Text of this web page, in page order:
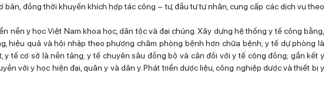
bản, đồng thời khuyến khích hợp tác công – tư, đầu tư tư nhân, cung cấp các dịch vụ theo
nền y học Việt Nam khoa học, dân tộc và đại chúng. Xây dựng hệ thống y tế công bằng,
hiệu quả và hội nhập theo phương châm phòng bệnh hơn chữa bệnh; y tế dự phòng là
y tế cơ sở là nền tảng; y tế chuyên sâu đồng bộ và cân đối với y tế cộng đồng; gắn kết y
với y học hiện đại, quân y và dân y. Phát triển dược liệu, công nghiệp dược và thiết bị y